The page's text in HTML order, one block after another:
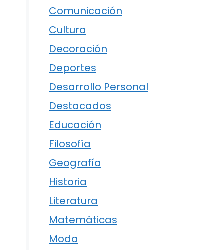
Comunicación
Cultura
Decoración
Deportes
Desarrollo Personal
Destacados
Educación
Filosofía
Geografía
Historia
Literatura
Matemáticas
Moda